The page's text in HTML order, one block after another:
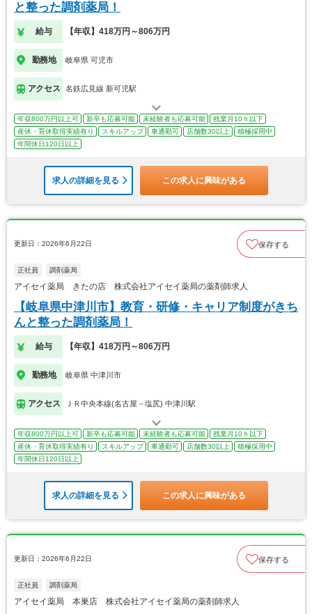
と整った調剤薬局！
給与 【年収】418万円～806万円
勤務地 岐阜県 可児市
アクセス 名鉄広見線 新可児駅
年収800万円以上可 新卒も応募可能 未経験者も応募可能
残業月10ｈ以下
産休・育休取得実績有り
スキルアップ 車通勤可 店舗数30以上
積極採用中
年間休日120日以上
求人の詳細を見る この求人に興味がある
更新日：2026年6月22日 保存する
正社員 調剤薬局
アイセイ薬局 きたの店 株式会社アイセイ薬局の薬剤師求人
【岐阜県中津川市】教育・研修・キャリア制度がきち
んと整った調剤薬局！
給与 【年収】418万円～806万円
勤務地 岐阜県 中津川市
アクセス ＪＲ中央本線(名古屋－塩尻) 中津川駅
年収800万円以上可 新卒も応募可能 未経験者も応募可能
残業月10ｈ以下
産休・育休取得実績有り
スキルアップ 車通勤可 店舗数30以上
積極採用中
年間休日120日以上
求人の詳細を見る この求人に興味がある
更新日：2026年6月22日 保存する
正社員 調剤薬局
アイセイ薬局 本巣店 株式会社アイセイ薬局の薬剤師求人